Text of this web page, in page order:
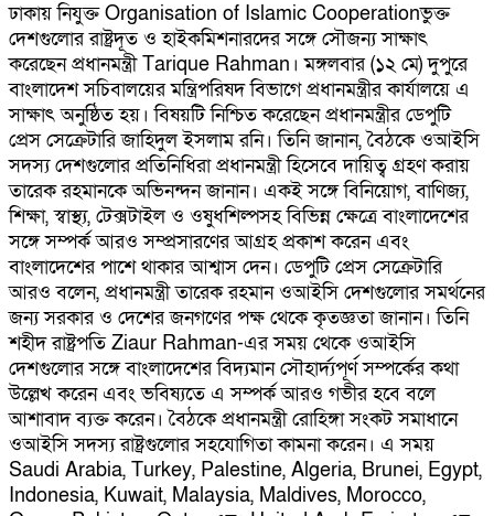
ঢাকায় নিযুক্ত Organisation of Islamic Cooperationভুক্ত
দেশগুলোর রাষ্ট্রদূত ও হাইকমিশনারদের সঙ্গে সৌজন্য সাক্ষাৎ
করেছেন প্রধানমন্ত্রী Tarique Rahman। মঙ্গলবার (১২ মে) দুপুরে
বাংলাদেশ সচিবালয়ের মন্ত্রিপরিষদ বিভাগে প্রধানমন্ত্রীর কার্যালয়ে এ
সাক্ষাৎ অনুষ্ঠিত হয়। বিষয়টি নিশ্চিত করেছেন প্রধানমন্ত্রীর ডেপুটি
প্রেস সেক্রেটারি জাহিদুল ইসলাম রনি। তিনি জানান, বৈঠকে ওআইসি
সদস্য দেশগুলোর প্রতিনিধিরা প্রধানমন্ত্রী হিসেবে দায়িত্ব গ্রহণ করায়
তারেক রহমানকে অভিনন্দন জানান। একই সঙ্গে বিনিয়োগ, বাণিজ্য,
শিক্ষা, স্বাস্থ্য, টেক্সটাইল ও ওষুধশিল্পসহ বিভিন্ন ক্ষেত্রে বাংলাদেশের
সঙ্গে সম্পর্ক আরও সম্প্রসারণের আগ্রহ প্রকাশ করেন এবং
বাংলাদেশের পাশে থাকার আশ্বাস দেন। ডেপুটি প্রেস সেক্রেটারি
আরও বলেন, প্রধানমন্ত্রী তারেক রহমান ওআইসি দেশগুলোর সমর্থনের
জন্য সরকার ও দেশের জনগণের পক্ষ থেকে কৃতজ্ঞতা জানান। তিনি
শহীদ রাষ্ট্রপতি Ziaur Rahman-এর সময় থেকে ওআইসি
দেশগুলোর সঙ্গে বাংলাদেশের বিদ্যমান সৌহার্দ্যপূর্ণ সম্পর্কের কথা
উল্লেখ করেন এবং ভবিষ্যতে এ সম্পর্ক আরও গভীর হবে বলে
আশাবাদ ব্যক্ত করেন। বৈঠকে প্রধানমন্ত্রী রোহিঙ্গা সংকট সমাধানে
ওআইসি সদস্য রাষ্ট্রগুলোর সহযোগিতা কামনা করেন। এ সময়
Saudi Arabia, Turkey, Palestine, Algeria, Brunei, Egypt,
Indonesia, Kuwait, Malaysia, Maldives, Morocco,